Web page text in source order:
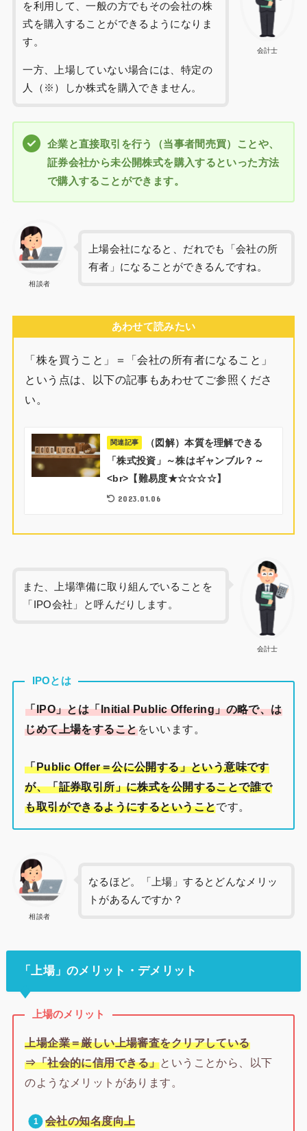
会計士
を利用して、一般の方でもその会社の株
式を購入することができるようになりま
す。
一方、上場していない場合には、特定の
人（※）しか株式を購入できません。
企業と直接取引を行う（当事者間売買）ことや、
証券会社から未公開株式を購入するといった方法
で購入することができます。
相談者
上場会社になると、だれでも「会社の所
有者」になることができるんですね。
あわせて読みたい
「株を買うこと」＝「会社の所有者になること」
という点は、以下の記事もあわせてご参照くださ
い。
関連記事
（図解）本質を理解できる
「株式投資」～株はギャンブル？～
<br>【難易度★☆☆☆☆】
2023.01.06
会計士
また、上場準備に取り組んでいることを
「IPO会社」と呼んだりします。
IPOとは
「IPO」とは「Initial Public Offering」の略で、は
じめて上場をすることをいいます。
「Public Offer＝公に公開する」という意味です
が、「証券取引所」に株式を公開することで誰で
も取引ができるようにするということです。
相談者
なるほど。「上場」するとどんなメリッ
トがあるんですか？
「上場」のメリット・デメリット
上場のメリット
上場企業＝厳しい上場審査をクリアしている
⇒「社会的に信用できる」ということから、以下
のようなメリットがあります。
会社の知名度向上